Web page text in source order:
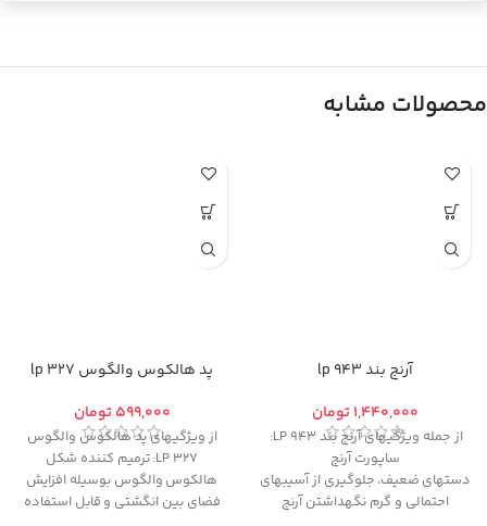
محصولات مشابه
آرنج بند 943 lp
تومان
از جمله ویژگیهای آرنج بند 943 LP:
ساپورت آرنج
دستهای ضعيف، جلوگيری از آسيبهای
احتمالی و گرم نگهداشتن آرنج
پد هالکوس والگوس 327 lp
تومان
از ویژگیهای پد هالکوس والگوس
327 LP: ترمیم کننده شکل
هالکوس والگوس بوسیله افزایش
فضای بین انگشتی و قابل استفاده